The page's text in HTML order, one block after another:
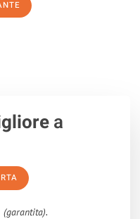
a
(garantita).